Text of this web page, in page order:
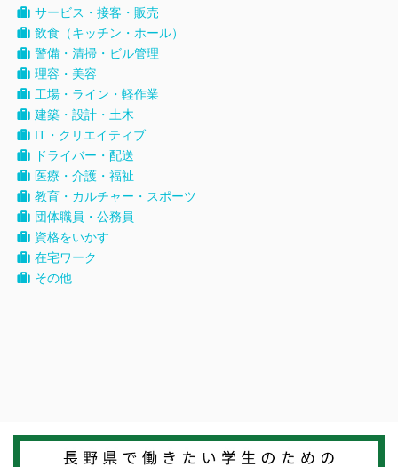
サービス・接客・販売
飲食（キッチン・ホール）
警備・清掃・ビル管理
理容・美容
工場・ライン・軽作業
建築・設計・土木
IT・クリエイティブ
ドライバー・配送
医療・介護・福祉
教育・カルチャー・スポーツ
団体職員・公務員
資格をいかす
在宅ワーク
その他